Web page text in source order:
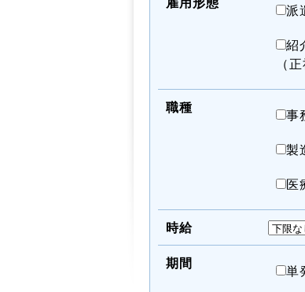
派
紹
（
職種 事
製
医
時給
期間
単